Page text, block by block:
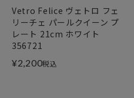
Vetro Felice ヴェトロ フェ
リーチェ パールクイーン プ
レート 21cm ホワイト
356721
¥2,200税込